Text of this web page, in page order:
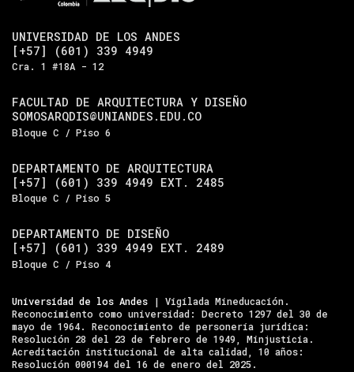
UNIVERSIDAD DE LOS ANDES
[+57] (601) 339 4949
Cra. 1 #18A - 12
FACULTAD DE ARQUITECTURA Y DISEÑO
SOMOSARQDIS@UNIANDES.EDU.CO
Bloque C / Piso 6
DEPARTAMENTO DE ARQUITECTURA
[+57] (601) 339 4949 EXT. 2485
Bloque C / Piso 5
DEPARTAMENTO DE DISEÑO
[+57] (601) 339 4949 EXT. 2489
Bloque C / Piso 4
Universidad de los Andes | Vigilada Mineducación.
Reconocimiento como universidad: Decreto 1297 del 30 de
mayo de 1964. Reconocimiento de personería jurídica:
Resolución 28 del 23 de febrero de 1949, Minjusticia.
Acreditación institucional de alta calidad, 10 años:
Resolución 000194 del 16 de enero del 2025.